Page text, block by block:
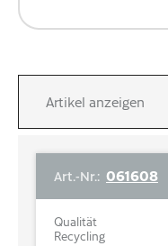
Artikel anzeigen
Art.-Nr.: 061608
Qualität
Recycling